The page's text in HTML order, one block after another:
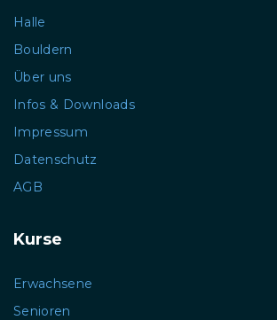
Halle
Bouldern
Über uns
Infos & Downloads
Impressum
Datenschutz
AGB
Kurse
Erwachsene
Senioren